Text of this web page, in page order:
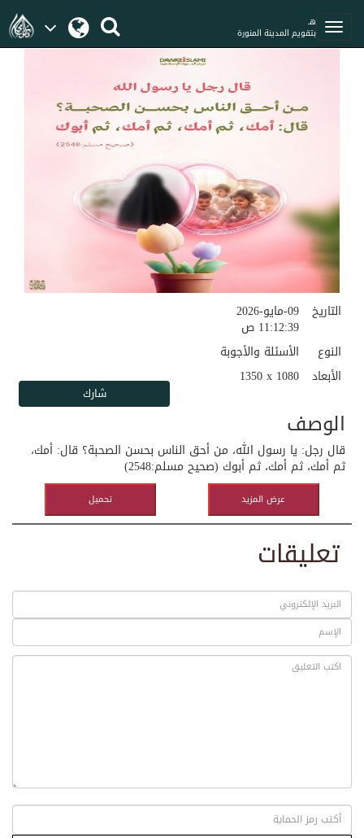
هـ
بتقويم المدينة المنورة
09-مايو-2026
11:12:39 ص
التاريخ
الأسئلة والأجوبة
النوع
1350 x 1080 الأبعاد
الوصف
قال رجل: يا رسول الله، من أحق الناس بحسن الصحبة؟ قال: أمك،
ثم أمك، ثم أمك، ثم أبوك (صحيح مسلم:2548)
تحميل عرض المزيد
تعليقات